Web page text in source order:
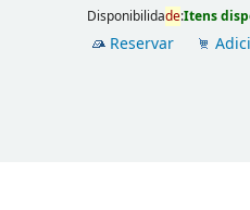
Disponibilidade:Itens
Reservar